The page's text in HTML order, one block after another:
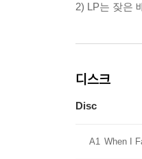
2) LP는 잦은
디스크
Disc
A1 When I